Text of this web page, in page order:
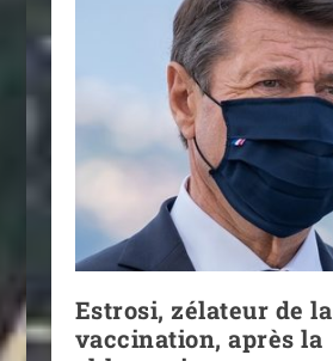
Estrosi, zélateur de la
vaccination, après la